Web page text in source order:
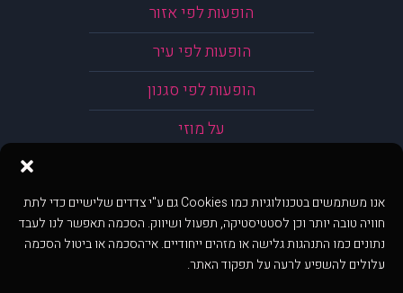
אנו משתמשים בטכנולוגיות כמו Cookies גם ע"י צדדים שלישיים כדי לתת
חוויה טובה יותר וכן לסטטיסטיקה, תפעול ושיווק. הסכמה תאפשר לנו לעבד
נתונים כמו התנהגות גלישה או מזהים ייחודיים. אי־הסכמה או ביטול הסכמה
עלולים להשפיע לרעה על תפקוד האתר.
הופעות לפי אזור
הופעות לפי עיר
הופעות לפי סגנון
על מוזי